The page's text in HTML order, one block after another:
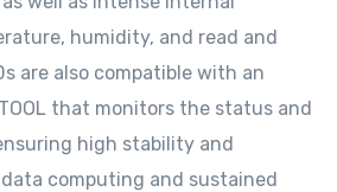
humidity, and read and
are also compatible with an
that monitors the status and
high stability and
computing and sustained